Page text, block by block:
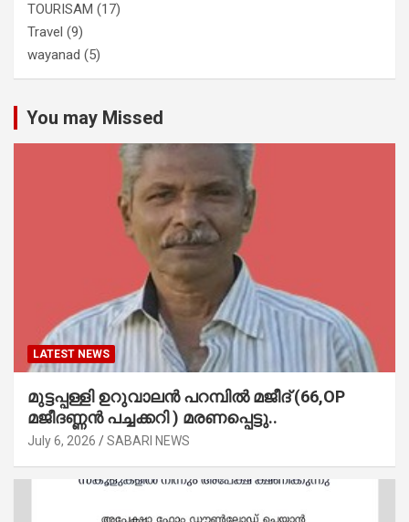
TOURISAM (17)
Travel (9)
wayanad (5)
You may Missed
LATEST NEWS
മുട്ടപ്പള്ളി ഉറുവാലൻ പറമ്പിൽ മജീദ് (66,OP
മജീദണ്ണൻ പച്ചക്കറി ) മരണപ്പെട്ടു..
July 6, 2026 SABARI NEWS